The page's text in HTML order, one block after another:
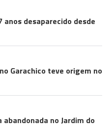
anos desaparecido desde
Garachico teve origem no
no Jardim do